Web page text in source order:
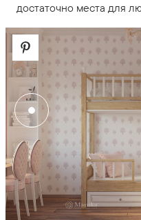
достаточно места для